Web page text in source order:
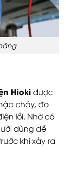
Hioki được
cháy, đo
lỗi. Nhờ có
dùng dễ
khi xảy ra